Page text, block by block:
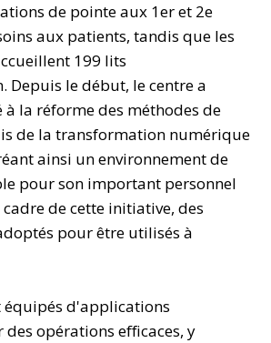
de pointe aux 1er et 2e
aux patients, tandis que les
199 lits
Depuis le début, le centre a
la réforme des méthodes de
de la transformation numérique
ainsi un environnement de
pour son important personnel
de cette initiative, des
pour être utilisés à
équipés d'applications
opérations efficaces, y